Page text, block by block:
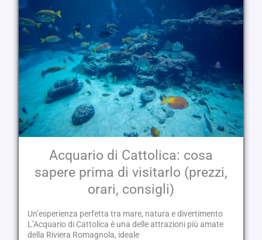
Acquario di Cattolica: cosa
sapere prima di visitarlo (prezzi,
orari, consigli)
Un’esperienza perfetta tra mare, natura e divertimento
L’Acquario di Cattolica è una delle attrazioni più amate
della Riviera Romagnola, ideale